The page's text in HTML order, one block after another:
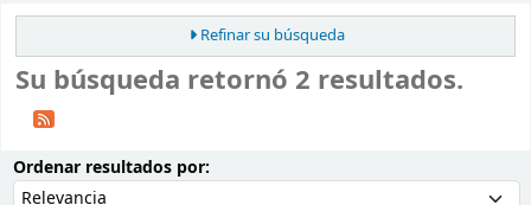
Refinar su búsqueda
Su búsqueda retornó 2 resultados.
Ordenar resultados por: